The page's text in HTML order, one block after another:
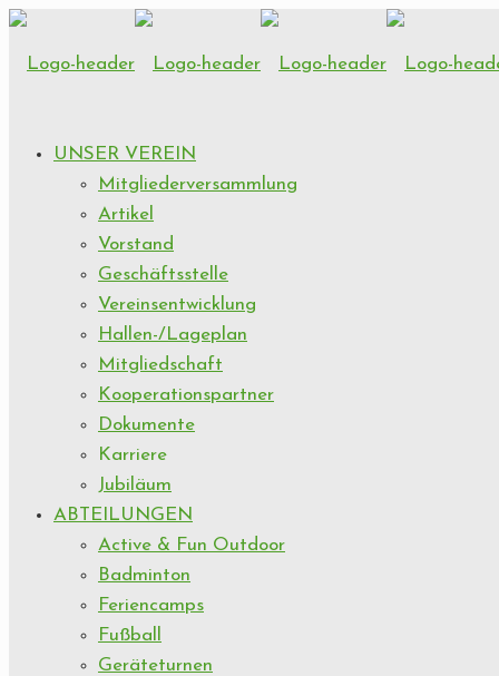
UNSER VEREIN
Mitgliederversammlung
Artikel
Vorstand
Geschäftsstelle
Vereinsentwicklung
Hallen-/Lageplan
Mitgliedschaft
Kooperationspartner
Dokumente
Karriere
Jubiläum
ABTEILUNGEN
Active & Fun Outdoor
Badminton
Feriencamps
Fußball
Geräteturnen